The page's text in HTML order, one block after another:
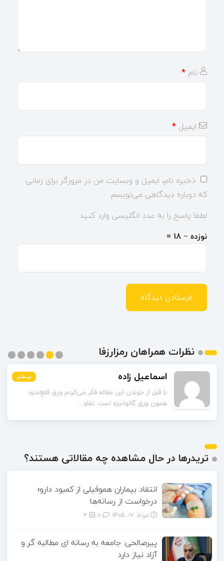
نام *
ایمیل *
ذخیره نام، ایمیل و وبسایت من در مرورگر برای زمانی
که دوباره دیدگاهی می‌نویسم.
لطفا پاسخ را به عدد انگلیسی وارد کنید:
نوزده − 18 =
نظرات همراهان رمزارزفا
بیشتر اسماعیل زاده بیشتر
تا قبل از خوندن این مقاله فکر می‌کردم ورق قلع‌اندود
همون ورق گالوانیزه است. تفاو...
بیشتر
بیشتر
بیشتر
بیشتر
تریدرها در حال مشاهده چه مقالاتی هستند؟
انتقاد بیماران هموفیلی از کمبود دارو؛
درخواست از رسانه‌ها
مرداد ۱۷, ۱۴۰۵ 2
پیرصالحی: جامعه به رسانه ای مطالبه گر و
آزاد نیاز دارد